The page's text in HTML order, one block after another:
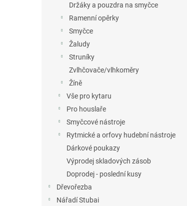
Držáky a pouzdra na smyčce
Ramenní opěrky
Smyčce
Žaludy
Struníky
Zvlhčovače/vlhkoměry
Žíně
Vše pro kytaru
Pro houslaře
Smyčcové nástroje
Rytmické a orfovy hudební nástroje
Dárkové poukazy
Výprodej skladových zásob
Doprodej - poslední kusy
Dřevořezba
Nářadí Stubai